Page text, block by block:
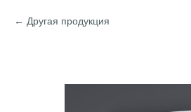
Другая продукция